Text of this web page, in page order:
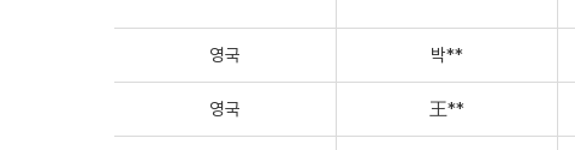
영국 박**
영국 王**